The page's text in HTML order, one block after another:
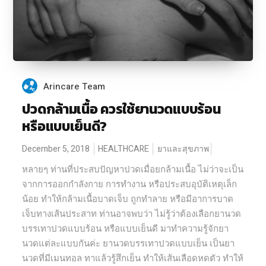
Arincare Team
ปวดกล้ามเนื้อ ควรใช้ยานวดแบบร้อน
หรือแบบเย็นดี?
December 5, 2018 HEALTHCARE ยาและสุขภาพ
หลายๆ ท่านที่ประสบปัญหาปวดเมื่อยกล้ามเนื้อ ไม่ว่าจะเป็น
จากการออกกำลังกาย การทำงาน หรือประสบอุบัติเหตุเล็ก
น้อย ทำให้กล้ามเนื้อบาดเจ็บ ถูกทำลาย หรือมีอาการบาด
เจ็บทางเส้นประสาท ท่านอาจพบว่า ไม่รู้ว่าต้องเลือกยานวด
บรรเทาปวดแบบร้อน หรือแบบเย็นดี มาทำความรู้จักยา
นวดแต่ละแบบกันค่ะ ยานวดบรรเทาปวดแบบเย็น เป็นยา
นวดที่มีเมนทอล ทาแล้วรู้สึกเย็น ทำให้เส้นเลือดหดตัว ทำให้